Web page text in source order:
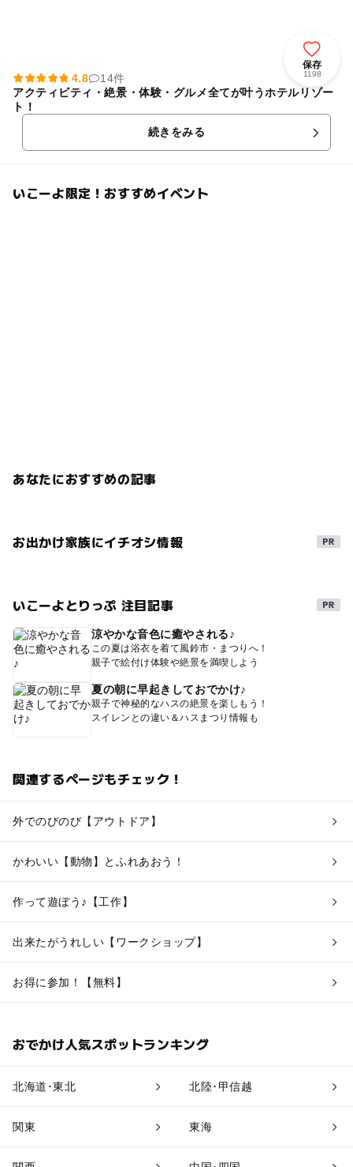
保存
1198
4.8
14件
アクティビティ・絶景・体験・グルメ全てが叶うホテルリゾー
ト！
続きをみる
いこーよ限定！おすすめイベント
あなたにおすすめの記事
お出かけ家族にイチオシ情報
いこーよとりっぷ 注目記事
涼やかな音色に癒やされる♪
この夏は浴衣を着て風鈴市・まつりへ！
親子で絵付け体験や絶景を満喫しよう
夏の朝に早起きしておでかけ♪
親子で神秘的なハスの絶景を楽しもう！
スイレンとの違い＆ハスまつり情報も
関連するページもチェック！
外でのびのび【アウトドア】
かわいい【動物】とふれあおう！
作って遊ぼう♪【工作】
出来たがうれしい【ワークショップ】
お得に参加！【無料】
おでかけ人気スポットランキング
北海道･東北 北陸･甲信越
関東 東海